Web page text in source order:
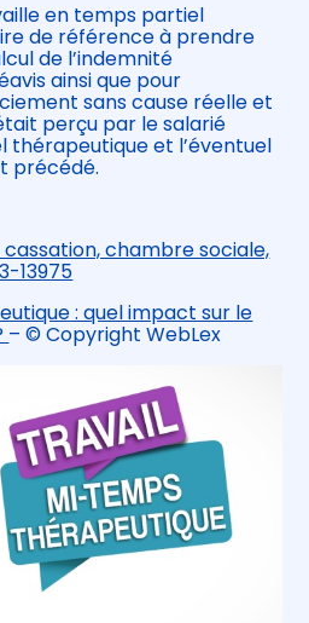
en temps partiel
de référence à prendre
de l’indemnité
ainsi que pour
sans cause réelle et
perçu par le salarié
et l’éventuel
précédé.
chambre sociale,
13975
: quel impact sur le
– © Copyright WebLex